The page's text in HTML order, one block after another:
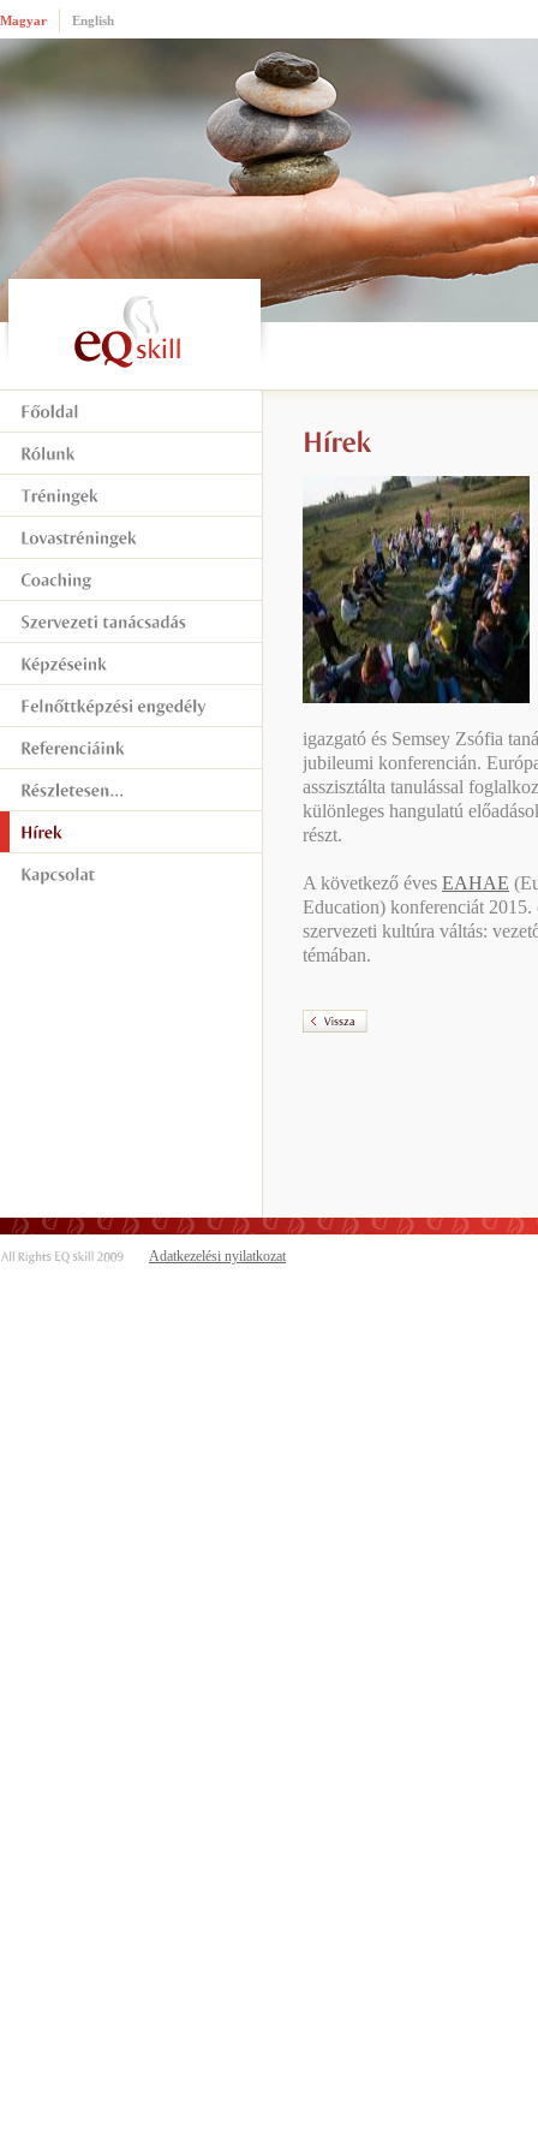
Magyar English
igazgató és Semsey Zsófia
jubileumi konferencián.
asszisztálta tanulással
különleges hangulatú
részt.
A következő éves EAHAE
Education) konferenciát 2015.
szervezeti kultúra váltás:
témában.
Adatkezelési nyilatkozat